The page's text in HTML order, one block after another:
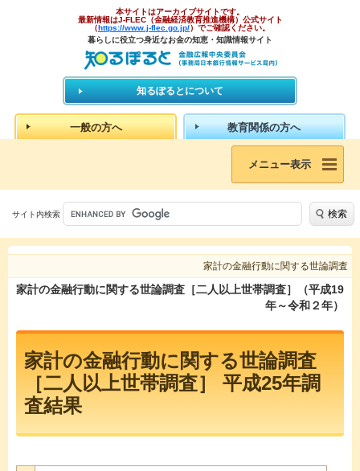
本サイトはアーカイブサイトです。
最新情報はJ-FLEC（金融経済教育推進機構）公式サイト
（https://www.j-flec.go.jp/）でご確認ください。
暮らしに役立つ身近なお金の知恵・知識情報サイト
知るぽるとについて
一般の方へ 教育関係の方へ
メニュー表示
サイト内検索 検索
家計の金融行動に関する世論調査
家計の金融行動に関する世論調査［二人以上世帯調査］（平成19
年～令和２年）
家計の金融行動に関する世論調査
［二人以上世帯調査］ 平成25年調
査結果